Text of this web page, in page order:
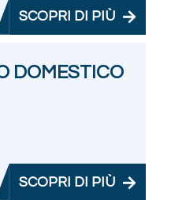
SCOPRI DI PIÙ
DOMESTICO
SCOPRI DI PIÙ